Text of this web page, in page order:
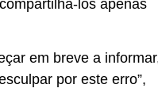
los apenas
em breve a
por este erro”,